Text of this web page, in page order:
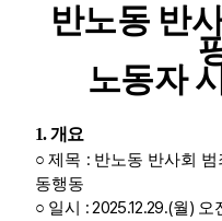
반노동 반
노동자
1.개요
○제목 : 반노동 반사회
동행동
○ 일시 : 2025.12.29.(월) 오